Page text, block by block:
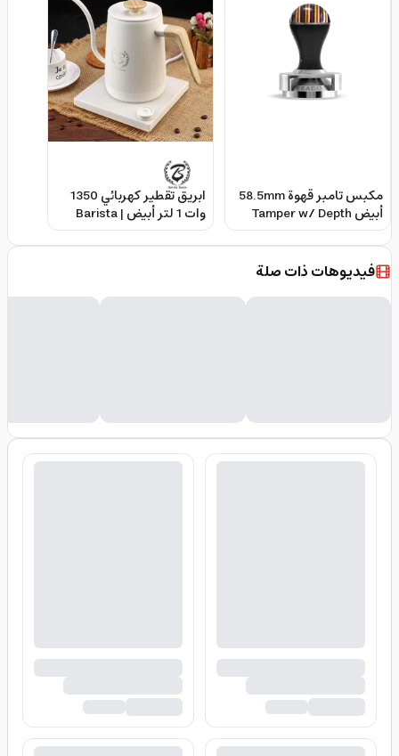
مكبس تامبر قهوة 58.5mm
أبيض Tamper w/ Depth
Adjuster - Pesado
ابريق تقطير كهربائي 1350
وات 1 لتر أبيض | Barista
Space - Smart
Temperature Controlled
فيديوهات ذات صلة